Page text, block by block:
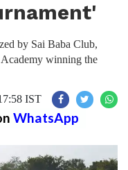
by Sai Baba Club,
winning the
IST
WhatsApp